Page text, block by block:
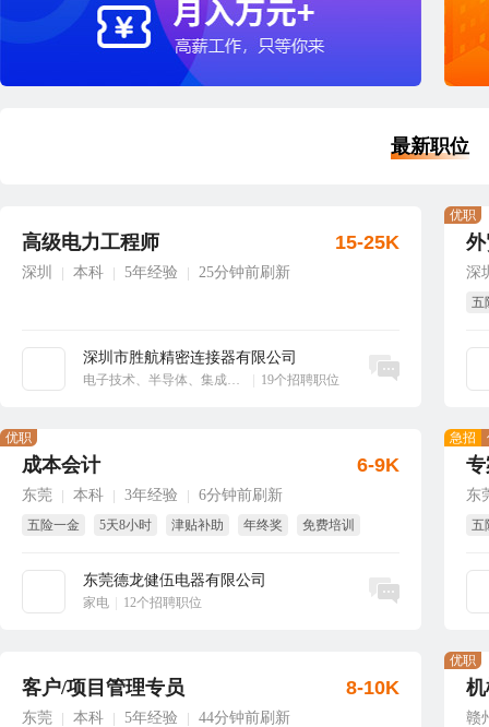
最新职位
高级电力工程师
深圳 本科 5年经验 25分钟前刷新
深圳市胜航精密连接器有限公司
电子技术、半导体、集成电路 19个招聘职位
15-25K
立即沟通
深
五
优职
成本会计
东莞 本科 3年经验 6分钟前刷新
五险一金 5天8小时 津贴补助 年终奖
免费培训
东莞德龙健伍电器有限公司
家电 12个招聘职位
优职
6-9K
立即沟通
东
五
急招
客户/项目管理专员
东莞 本科 5年经验 44分钟前刷新
8-10K
赣
优职